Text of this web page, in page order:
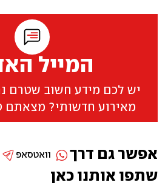
המייל
יש לכם מידע חשוב שטרם
מאירוע חדשותי? מצאתם
שתפו אותנו כאן
אפשר גם דרך וואטסאפ